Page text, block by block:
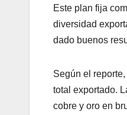
Este plan fija
diversidad
dado buenos
Según el
total exportado.
cobre y oro en